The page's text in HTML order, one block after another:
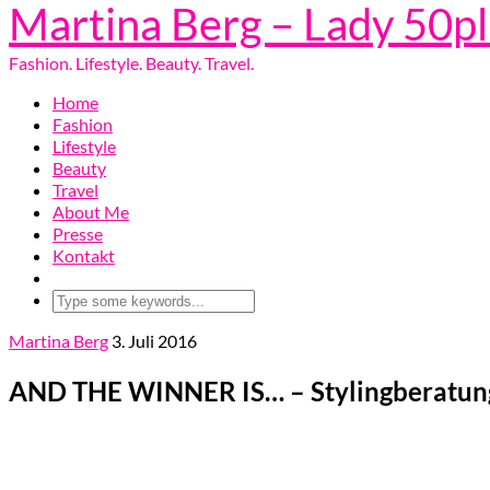
Martina Berg – Lady
Fashion. Lifestyle. Beauty. Travel.
Home
Fashion
Lifestyle
Beauty
Travel
About Me
Presse
Kontakt
Martina Berg 3. Juli 2016
AND THE WINNER IS… –